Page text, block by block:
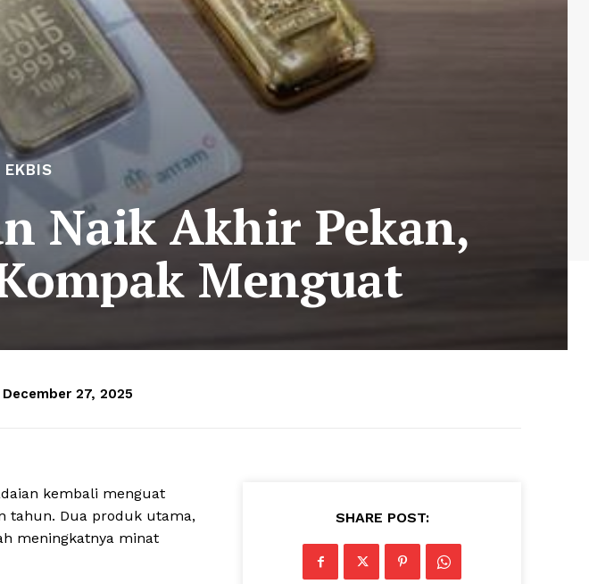
EKBIS
Naik Akhir Pekan,
Menguat
December 27, 2025
kembali menguat
tahun. Dua produk utama,
meningkatnya minat
SHARE POST: